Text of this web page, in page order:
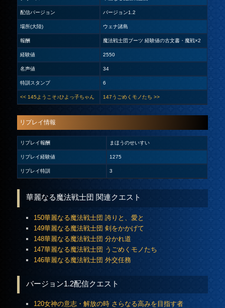
配信バージョン バージョン1.2
場所(大陸) ウェナ諸島
報酬 魔法戦士団ブーツ 経験値の古文書・魔戦×2
経験値 2550
名声値 34
特訓スタンプ 6
<< 145ようこそ♪ひよっ子ちゃん 147うごめくモノたち >>
リプレイ情報
リプレイ報酬 まほうのせいすい
リプレイ経験値 1275
リプレイ特訓 3
華麗なる魔法戦士団 関連クエスト
150華麗なる魔法戦士団 誇りと、愛と
149華麗なる魔法戦士団 剣をかかげて
148華麗なる魔法戦士団 分かれ道
147華麗なる魔法戦士団 うごめくモノたち
146華麗なる魔法戦士団 外交任務
バージョン1.2配信クエスト
120女神の意志・解放の時 さらなる高みを目指す者